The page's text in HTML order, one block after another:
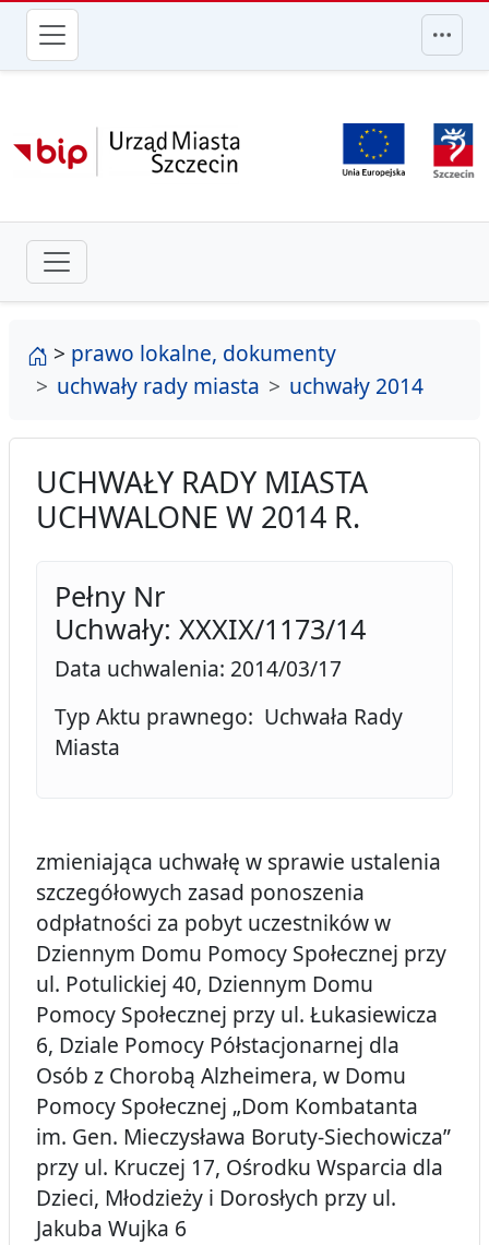
przejdź do głównego menu
strona główna
> prawo lokalne, dokumenty
uchwały rady miasta
uchwały 2014
UCHWAŁY RADY MIASTA
UCHWALONE W 2014 R.
Pełny Nr
Uchwały: XXXIX/1173/14
Data uchwalenia: 2014/03/17
Typ Aktu prawnego: Uchwała Rady
Miasta
zmieniająca uchwałę w sprawie ustalenia
szczegółowych zasad ponoszenia
odpłatności za pobyt uczestników w
Dziennym Domu Pomocy Społecznej przy
ul. Potulickiej 40, Dziennym Domu
Pomocy Społecznej przy ul. Łukasiewicza
6, Dziale Pomocy Półstacjonarnej dla
Osób z Chorobą Alzheimera, w Domu
Pomocy Społecznej „Dom Kombatanta
im. Gen. Mieczysława Boruty-Siechowicza”
przy ul. Kruczej 17, Ośrodku Wsparcia dla
Dzieci, Młodzieży i Dorosłych przy ul.
Jakuba Wujka 6